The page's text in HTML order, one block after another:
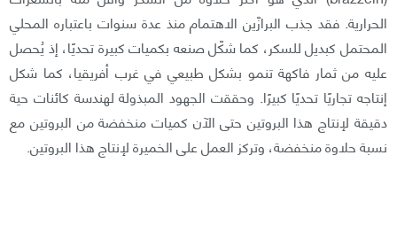
الحرارية. فقد جذب البرازّين الاهتمام منذ عدة سنوات باعتباره المحلي
المحتمل كبديل للسكر، كما شكّل صنعه بكميات كبيرة تحديًا، إذ يُحصل
عليه من ثمار فاكهة تنمو بشكل طبيعي في غرب أفريقيا، كما شكل
إنتاجه تجاريًا تحديًا كبيرًا. وحققت الجهود المبذولة لهندسة كائنات حية
دقيقة لإنتاج هذا البروتين حتى الآن كميات منخفضة من البروتين مع
نسبة حلاوة منخفضة، وتركز العمل على الخميرة لإنتاج هذا البروتين.